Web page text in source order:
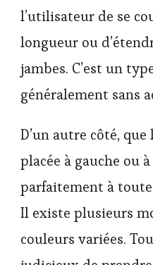
l’utilisateur de se
longueur ou
jambes. C’est un
généralement sans
D’un autre côté,
placée à gauche ou
parfaitement à toute
Il existe plusieurs
couleurs variées.